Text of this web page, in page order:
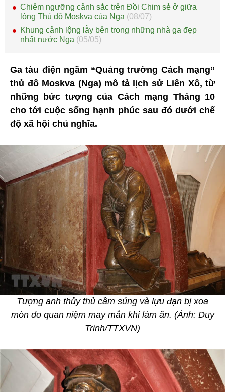
Chiêm ngưỡng cảnh sắc trên Đồi Chim sẻ ở giữa
lòng Thủ đô Moskva của Nga (08/07)
Khung cảnh lộng lẫy bên trong những nhà ga đẹp
nhất nước Nga (05/05)
Ga tàu điện ngầm “Quảng trường Cách mạng”
thủ đô Moskva (Nga) mô tả lịch sử Liên Xô, từ
những bức tượng của Cách mạng Tháng 10
cho tới cuộc sống hạnh phúc sau đó dưới chế
độ xã hội chủ nghĩa.
Tượng anh thủy thủ cầm súng và lựu đạn bị xoa
mòn do quan niệm may mắn khi làm ăn. (Ảnh: Duy
Trinh/TTXVN)